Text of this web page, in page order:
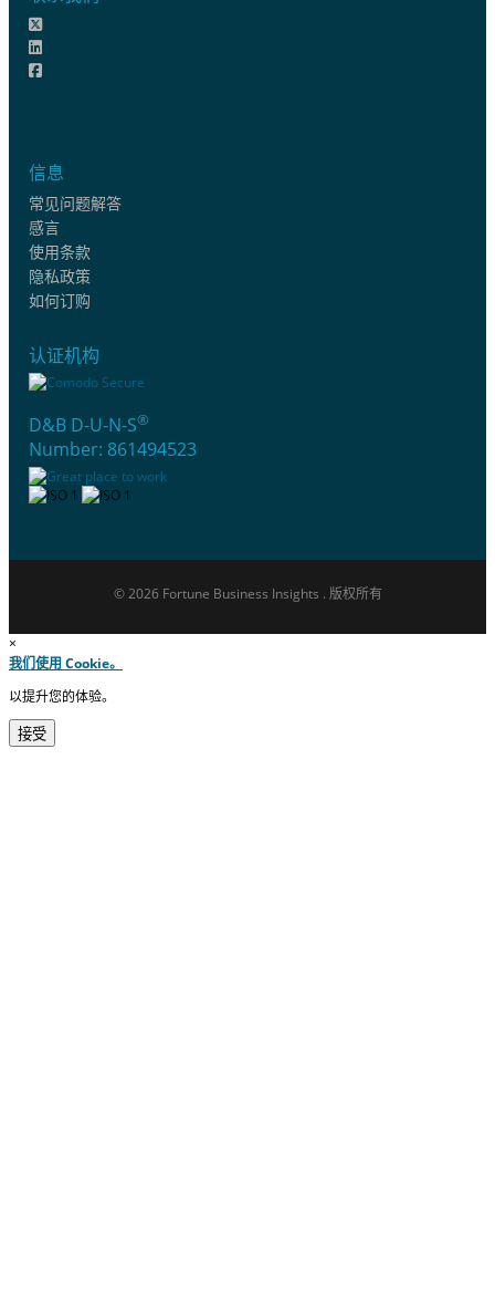
信息
常见问题解答
感言
使用条款
隐私政策
如何订购
认证机构
D&B D-U-N-S®
Number: 861494523
© 2026 Fortune Business Insights . 版权所有
×
我们使用 Cookie。
以提升您的体验。
接受